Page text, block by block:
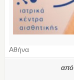
Αθήνα
από